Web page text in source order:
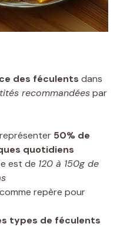
des féculents dans
recommandéespar
50% de
quotidiens
est de 120 à 150g de
repère pour
types de féculents